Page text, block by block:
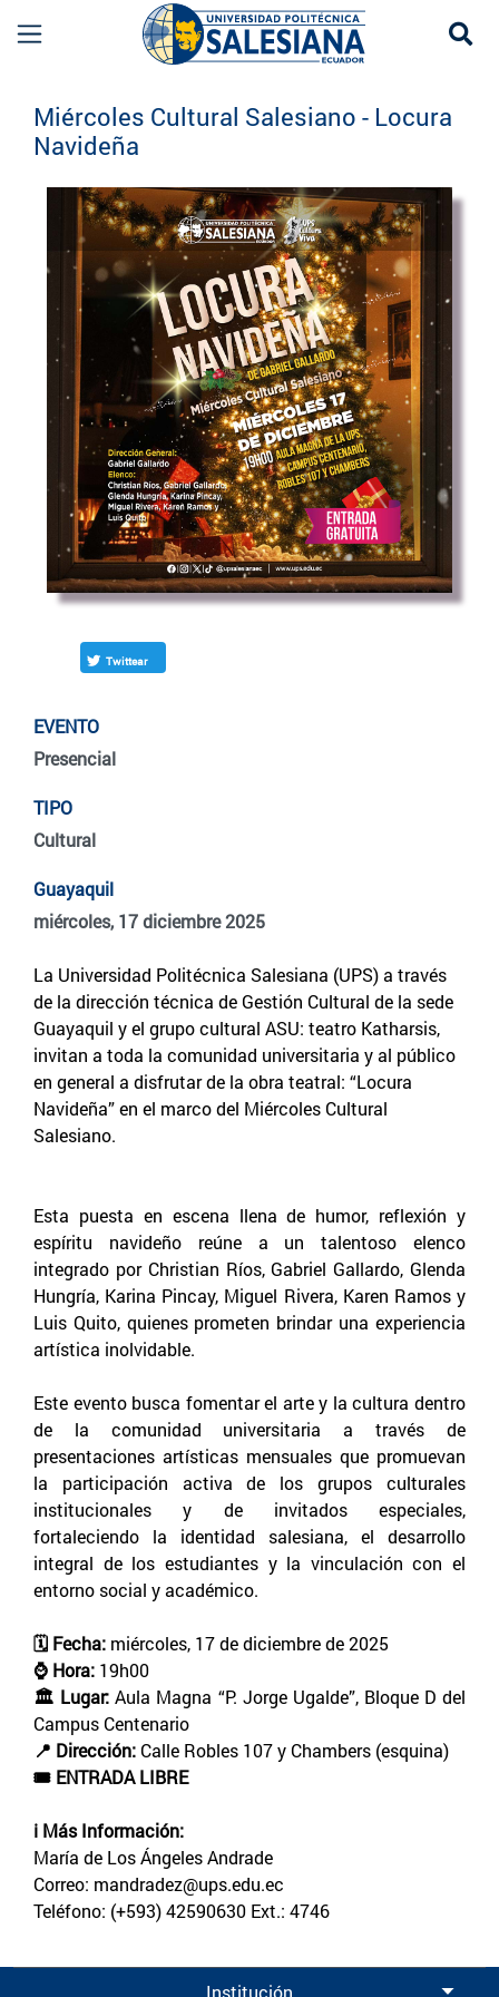
Miércoles Cultural Salesiano - Locura
Navideña
Twittear
EVENTO
Presencial
TIPO
Cultural
Guayaquil
miércoles, 17 diciembre 2025
La Universidad Politécnica Salesiana (UPS) a través
de la dirección técnica de Gestión Cultural de la sede
Guayaquil y el grupo cultural ASU: teatro Katharsis,
invitan a toda la comunidad universitaria y al público
en general a disfrutar de la obra teatral: “Locura
Navideña” en el marco del Miércoles Cultural
Salesiano.
Esta puesta en escena llena de humor, reflexión y
espíritu navideño reúne a un talentoso elenco
integrado por Christian Ríos, Gabriel Gallardo, Glenda
Hungría, Karina Pincay, Miguel Rivera, Karen Ramos y
Luis Quito, quienes prometen brindar una experiencia
artística inolvidable.
Este evento busca fomentar el arte y la cultura dentro
de la comunidad universitaria a través de
presentaciones artísticas mensuales que promuevan
la participación activa de los grupos culturales
institucionales y de invitados especiales,
fortaleciendo la identidad salesiana, el desarrollo
integral de los estudiantes y la vinculación con el
entorno social y académico.
🗓️ Fecha: miércoles, 17 de diciembre de 2025
⌚ Hora: 19h00
🏛️ Lugar: Aula Magna “P. Jorge Ugalde”, Bloque D del
Campus Centenario
📍 Dirección: Calle Robles 107 y Chambers (esquina)
🎟️ ENTRADA LIBRE
ℹ️ Más Información:
María de Los Ángeles Andrade
Correo: mandradez@ups.edu.ec
Teléfono: (+593) 42590630 Ext.: 4746
Institución